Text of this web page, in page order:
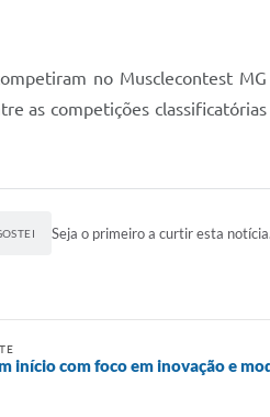
no Musclecontest
as competições
Seja o primeiro a curtir esta notícia.
início com foco em inovação e